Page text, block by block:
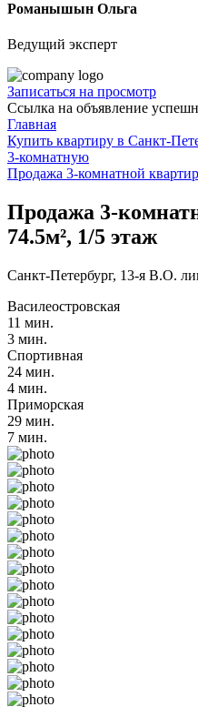
Романышын Ольга
Ведущий эксперт
Записаться на просмотр
Ссылка на объявление
Главная
Купить квартиру в Санкт-
3-комнатную
Продажа 3-комнатной
Продажа 3-
74.5м², 1/5 этаж
Санкт-Петербург, 13-я В.О.
Василеостровская
11 мин.
3 мин.
Спортивная
24 мин.
4 мин.
Приморская
29 мин.
7 мин.